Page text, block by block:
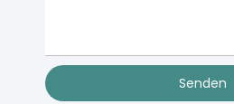
Senden